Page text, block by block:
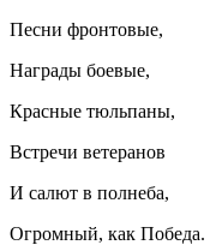
Песни фронтовые,
Награды боевые,
Красные тюльпаны,
Встречи ветеранов
И салют в полнеба,
Огромный, как Победа.